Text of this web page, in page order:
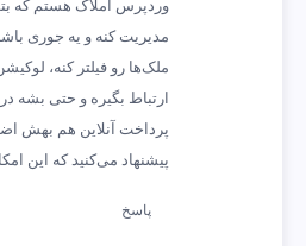
وردپرس املاک هستم که
مدیریت کنه و یه جوری
ملک‌ها رو فیلتر کنه،
ارتباط بگیره و حتی بشه
پرداخت آنلاین هم بهش
پیشنهاد می‌کنید که این
پاسخ